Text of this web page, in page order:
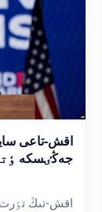
اقش-تاعى
جەڭٸسكە
اقش-تىڭ تٶرت